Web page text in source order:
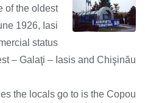
of the oldest
1926, Iasi
status
– Galaţi – Iasis and Chişinău.
the locals go to is the Copou